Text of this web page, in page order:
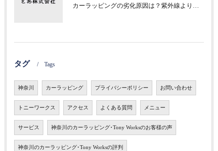
カーラッピングの劣化原因は？紫外線より見落としがちな保管環境
タグ Tags
神奈川 カーラッピング プライバシーポリシー お問い合わせ
トニーワークス アクセス よくある質問 メニュー
サービス 神奈川のカーラッピング･Tony Worksのお客様の声
神奈川のカーラッピング･Tony Worksの評判